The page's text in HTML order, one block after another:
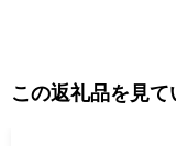
この返礼品を見